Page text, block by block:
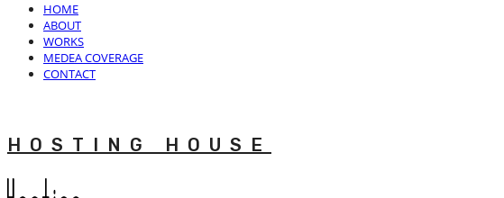
HOME
ABOUT
WORKS
MEDEA COVERAGE
CONTACT
HOSTING HOUSE